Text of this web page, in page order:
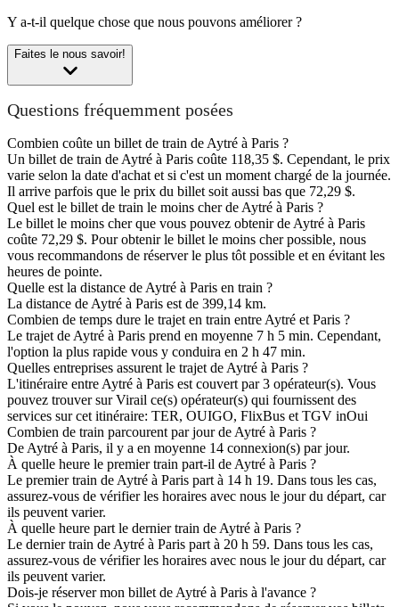
Y a-t-il quelque chose que nous pouvons améliorer ?
Faites le nous savoir!
Questions fréquemment posées
Combien coûte un billet de train de Aytré à Paris ?
Un billet de train de Aytré à Paris coûte 118,35 $. Cependant, le prix
varie selon la date d'achat et si c'est un moment chargé de la journée.
Il arrive parfois que le prix du billet soit aussi bas que 72,29 $.
Quel est le billet de train le moins cher de Aytré à Paris ?
Le billet le moins cher que vous pouvez obtenir de Aytré à Paris
coûte 72,29 $. Pour obtenir le billet le moins cher possible, nous
vous recommandons de réserver le plus tôt possible et en évitant les
heures de pointe.
Quelle est la distance de Aytré à Paris en train ?
La distance de Aytré à Paris est de 399,14 km.
Combien de temps dure le trajet en train entre Aytré et Paris ?
Le trajet de Aytré à Paris prend en moyenne 7 h 5 min. Cependant,
l'option la plus rapide vous y conduira en 2 h 47 min.
Quelles entreprises assurent le trajet de Aytré à Paris ?
L'itinéraire entre Aytré à Paris est couvert par 3 opérateur(s). Vous
pouvez trouver sur Virail ce(s) opérateur(s) qui fournissent des
services sur cet itinéraire: TER, OUIGO, FlixBus et TGV inOui
Combien de train parcourent par jour de Aytré à Paris ?
De Aytré à Paris, il y a en moyenne 14 connexion(s) par jour.
À quelle heure le premier train part-il de Aytré à Paris ?
Le premier train de Aytré à Paris part à 14 h 19. Dans tous les cas,
assurez-vous de vérifier les horaires avec nous le jour du départ, car
ils peuvent varier.
À quelle heure part le dernier train de Aytré à Paris ?
Le dernier train de Aytré à Paris part à 20 h 59. Dans tous les cas,
assurez-vous de vérifier les horaires avec nous le jour du départ, car
ils peuvent varier.
Dois-je réserver mon billet de Aytré à Paris à l'avance ?